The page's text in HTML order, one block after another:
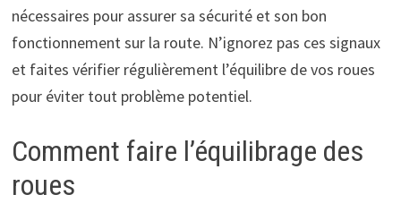
nécessaires pour assurer sa sécurité et son bon
fonctionnement sur la route. N’ignorez pas ces signaux
et faites vérifier régulièrement l’équilibre de vos roues
pour éviter tout problème potentiel.
Comment faire l’équilibrage des
roues